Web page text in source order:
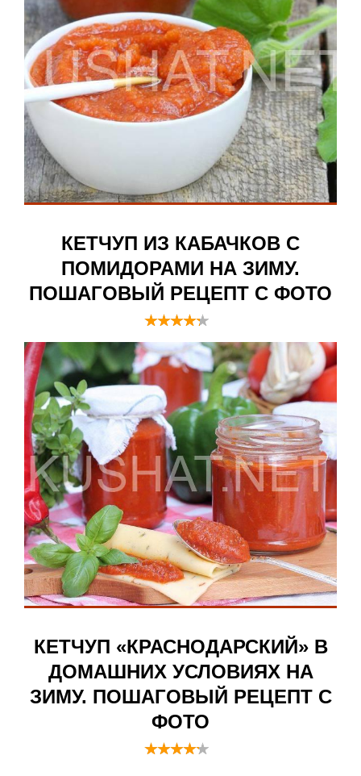
КЕТЧУП ИЗ КАБАЧКОВ С
ПОМИДОРАМИ НА ЗИМУ.
ПОШАГОВЫЙ РЕЦЕПТ С ФОТО
КЕТЧУП «КРАСНОДАРСКИЙ» В
ДОМАШНИХ УСЛОВИЯХ НА
ЗИМУ. ПОШАГОВЫЙ РЕЦЕПТ С
ФОТО